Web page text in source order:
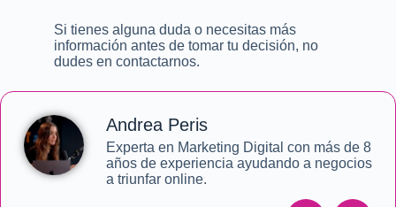
Si tienes alguna duda o necesitas más
información antes de tomar tu decisión, no
dudes en contactarnos.
Andrea Peris
Experta en Marketing Digital con más de 8
años de experiencia ayudando a negocios
a triunfar online.